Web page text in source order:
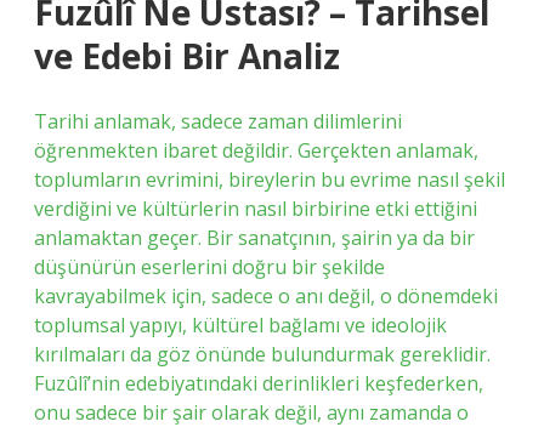
Fuzûlî Ne Ustası? – Tarihsel
ve Edebi Bir Analiz
Tarihi anlamak, sadece zaman dilimlerini
öğrenmekten ibaret değildir. Gerçekten anlamak,
toplumların evrimini, bireylerin bu evrime nasıl şekil
verdiğini ve kültürlerin nasıl birbirine etki ettiğini
anlamaktan geçer. Bir sanatçının, şairin ya da bir
düşünürün eserlerini doğru bir şekilde
kavrayabilmek için, sadece o anı değil, o dönemdeki
toplumsal yapıyı, kültürel bağlamı ve ideolojik
kırılmaları da göz önünde bulundurmak gereklidir.
Fuzûlî’nin edebiyatındaki derinlikleri keşfederken,
onu sadece bir şair olarak değil, aynı zamanda o